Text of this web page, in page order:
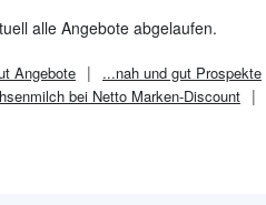
alle Angebote abgelaufen.
Angebote ...nah und gut Prospekte
bei Netto Marken-Discount